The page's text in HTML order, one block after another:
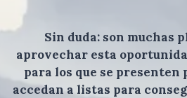
Sin duda: son muchas
aprovechar esta
para los que se presenten
accedan a listas para